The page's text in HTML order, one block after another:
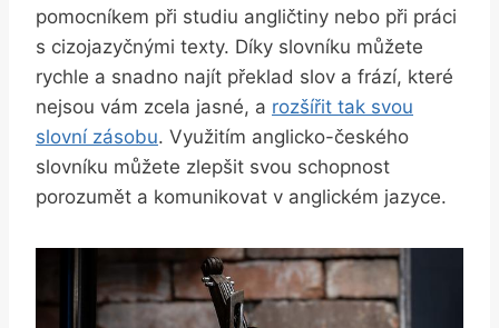
pomocníkem při studiu angličtiny nebo při práci
s cizojazyčnými texty. Díky slovníku můžete
rychle a snadno najít překlad slov a frází, které
nejsou vám zcela jasné, a rozšířit tak svou
slovní zásobu. Využitím anglicko-českého
slovníku můžete zlepšit svou schopnost
porozumět a komunikovat v anglickém jazyce.